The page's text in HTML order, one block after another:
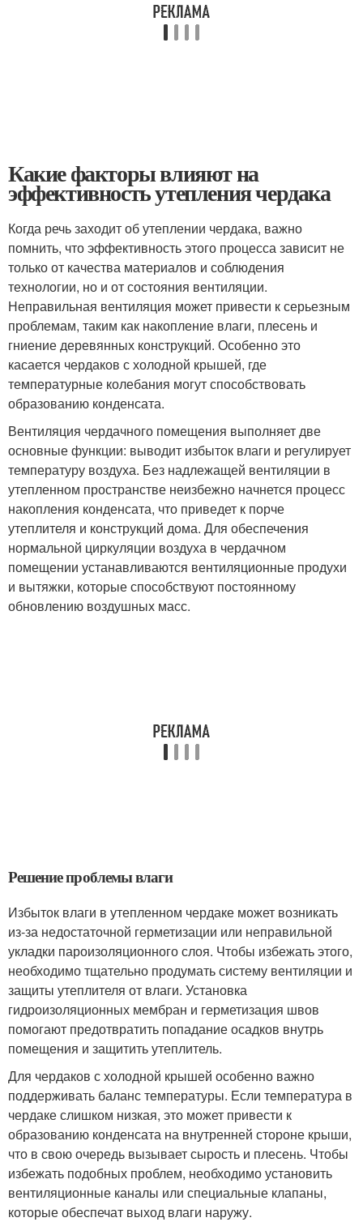
Какие факторы влияют на
эффективность утепления чердака
Когда речь заходит об утеплении чердака, важно
помнить, что эффективность этого процесса зависит не
только от качества материалов и соблюдения
технологии, но и от состояния вентиляции.
Неправильная вентиляция может привести к серьезным
проблемам, таким как накопление влаги, плесень и
гниение деревянных конструкций. Особенно это
касается чердаков с холодной крышей, где
температурные колебания могут способствовать
образованию конденсата.
Вентиляция чердачного помещения выполняет две
основные функции: выводит избыток влаги и регулирует
температуру воздуха. Без надлежащей вентиляции в
утепленном пространстве неизбежно начнется процесс
накопления конденсата, что приведет к порче
утеплителя и конструкций дома. Для обеспечения
нормальной циркуляции воздуха в чердачном
помещении устанавливаются вентиляционные продухи
и вытяжки, которые способствуют постоянному
обновлению воздушных масс.
Решение проблемы влаги
Избыток влаги в утепленном чердаке может возникать
из-за недостаточной герметизации или неправильной
укладки пароизоляционного слоя. Чтобы избежать этого,
необходимо тщательно продумать систему вентиляции и
защиты утеплителя от влаги. Установка
гидроизоляционных мембран и герметизация швов
помогают предотвратить попадание осадков внутрь
помещения и защитить утеплитель.
Для чердаков с холодной крышей особенно важно
поддерживать баланс температуры. Если температура в
чердаке слишком низкая, это может привести к
образованию конденсата на внутренней стороне крыши,
что в свою очередь вызывает сырость и плесень. Чтобы
избежать подобных проблем, необходимо установить
вентиляционные каналы или специальные клапаны,
которые обеспечат выход влаги наружу.